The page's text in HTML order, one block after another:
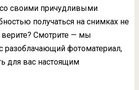
своими причудливыми
получаться на снимках не
Смотрите — мы
разоблачающий фотоматериал,
для вас настоящим